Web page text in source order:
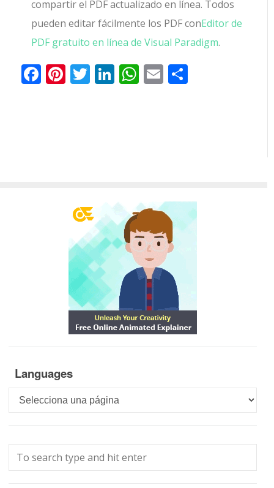
compartir el PDF actualizado en línea. Todos
pueden editar fácilmente los PDF conEditor de
PDF gratuito en línea de Visual Paradigm.
Facebook
Pinterest
Twitter
LinkedIn
WhatsApp
Email
Languages
Languages